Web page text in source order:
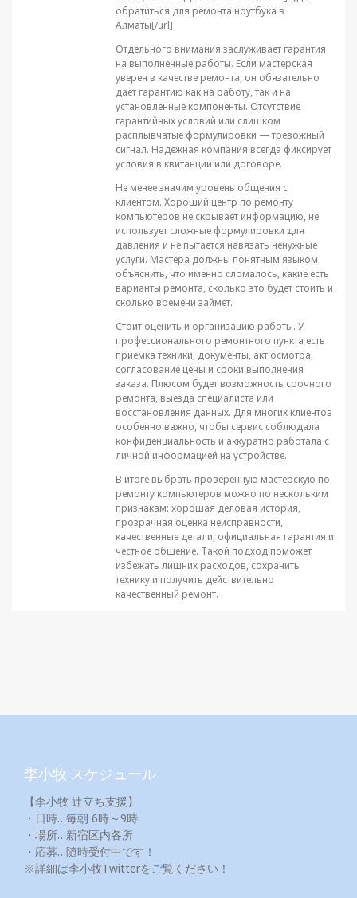
обратиться для ремонта ноутбука в
Алматы[/url]
Отдельного внимания заслуживает гарантия
на выполненные работы. Если мастерская
уверен в качестве ремонта, он обязательно
дает гарантию как на работу, так и на
установленные компоненты. Отсутствие
гарантийных условий или слишком
расплывчатые формулировки — тревожный
сигнал. Надежная компания всегда фиксирует
условия в квитанции или договоре.
Не менее значим уровень общения с
клиентом. Хороший центр по ремонту
компьютеров не скрывает информацию, не
использует сложные формулировки для
давления и не пытается навязать ненужные
услуги. Мастера должны понятным языком
объяснить, что именно сломалось, какие есть
варианты ремонта, сколько это будет стоить и
сколько времени займет.
Стоит оценить и организацию работы. У
профессионального ремонтного пункта есть
приемка техники, документы, акт осмотра,
согласование цены и сроки выполнения
заказа. Плюсом будет возможность срочного
ремонта, выезда специалиста или
восстановления данных. Для многих клиентов
особенно важно, чтобы сервис соблюдала
конфиденциальность и аккуратно работала с
личной информацией на устройстве.
В итоге выбрать проверенную мастерскую по
ремонту компьютеров можно по нескольким
признакам: хорошая деловая история,
прозрачная оценка неисправности,
качественные детали, официальная гарантия и
честное общение. Такой подход поможет
избежать лишних расходов, сохранить
технику и получить действительно
качественный ремонт.
李小牧 スケジュール
【李小牧 辻立ち支援】
・日時…毎朝 6時～9時
・場所…新宿区内各所
・応募…随時受付中です！
※詳細は李小牧Twitterをご覧ください！